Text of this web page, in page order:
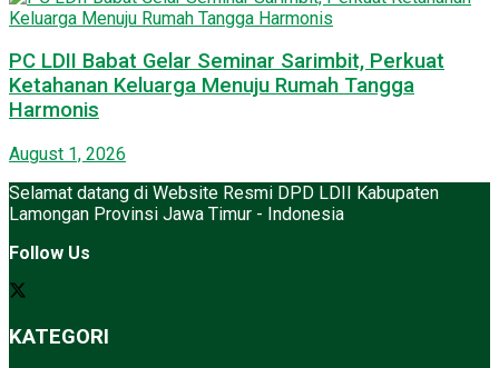
PC LDII Babat Gelar Seminar Sarimbit, Perkuat
Ketahanan Keluarga Menuju Rumah Tangga
Harmonis
August 1, 2026
Selamat datang di Website Resmi DPD LDII Kabupaten
Lamongan Provinsi Jawa Timur - Indonesia
Follow Us
KATEGORI